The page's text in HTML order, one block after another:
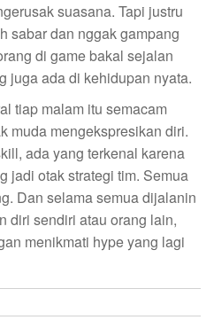
suasana. Tapi justru
sabar dan nggak gampang
di game bakal sejalan
juga ada di kehidupan nyata.
tiap malam itu semacam
muda mengekspresikan diri.
ada yang terkenal karena
jadi otak strategi tim. Semua
Dan selama semua dijalanin
diri sendiri atau orang lain,
menikmati hype yang lagi